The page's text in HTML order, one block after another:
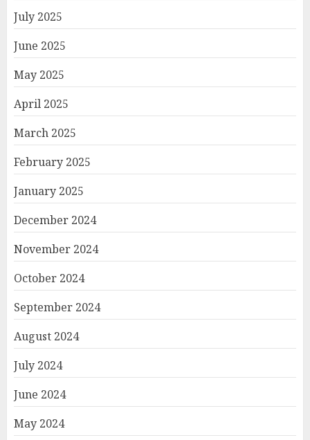
July 2025
June 2025
May 2025
April 2025
March 2025
February 2025
January 2025
December 2024
November 2024
October 2024
September 2024
August 2024
July 2024
June 2024
May 2024